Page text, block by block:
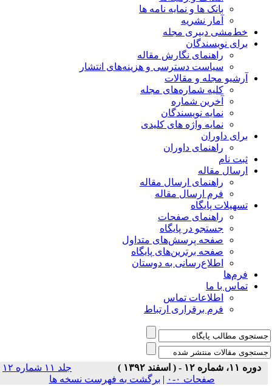
بانک ها و نمایه نامه ها
آمار نشریه
خط‌مشی دبیری مجله
برای نویسندگان
راهنمای نگارش مقاله
سیاست دسترسی و هزینه‌های انتشار
آرشیو مجله و مقالات
کلیه شماره‌های مجله
آخرین شماره
نمایه نویسندگان
نمایه واژه های کلیدی
برای داوران
راهنمای داوران
ثبت نام
ارسال مقاله
راهنمای ارسال مقاله
فرم ارسال مقاله
تسهیلات پایگاه
راهنمای صفحات
جستجو در پایگاه
صفحه پرسش‌های متداول
صفحه برترین‌های پایگاه
اطلاع‌رسانی به دوستان
فرم‌ها
تماس با ما
اطلاعات تماس
فرم برقراری ارتباط
دوره ۱۱، شماره ۱۲ - ( اسفند ۱۳۹۲ )
جلد ۱۱ شماره ۱۲
صفحات ۰-۰
| برگشت به فهرست نسخه ها